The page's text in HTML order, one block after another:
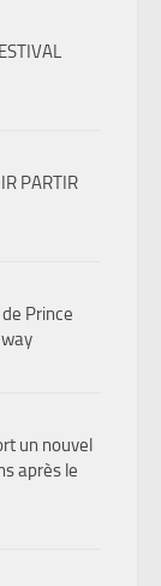
PARTIR
Prince
un nouvel
après le